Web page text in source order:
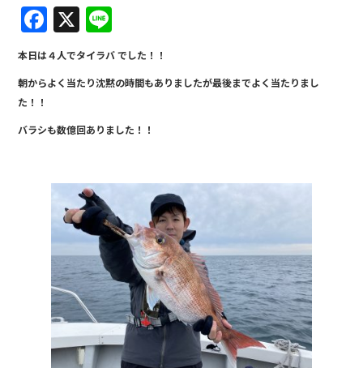
F
a
c
e
b
o
k
X
n
e
本日は４人でタイラバ でした！！
朝からよく当たり沈黙の時間もありましたが最後までよく当たりまし
た！！
バラシも数億回ありました！！